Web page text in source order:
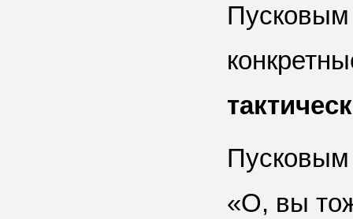
Пусковым
«О, вы